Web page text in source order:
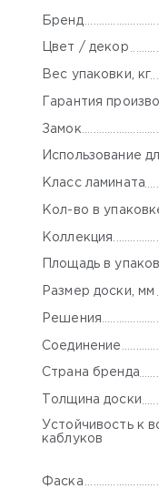
Бренд
Цвет / декор
Вес упаковки, кг
Гарантия
Замок
Использование
Класс ламината
Кол-во в
Коллекция
Площадь в
Размер доски, мм
Решения
Соединение
Страна бренда
Толщина доски
Устойчивость к
каблуков
Фаска